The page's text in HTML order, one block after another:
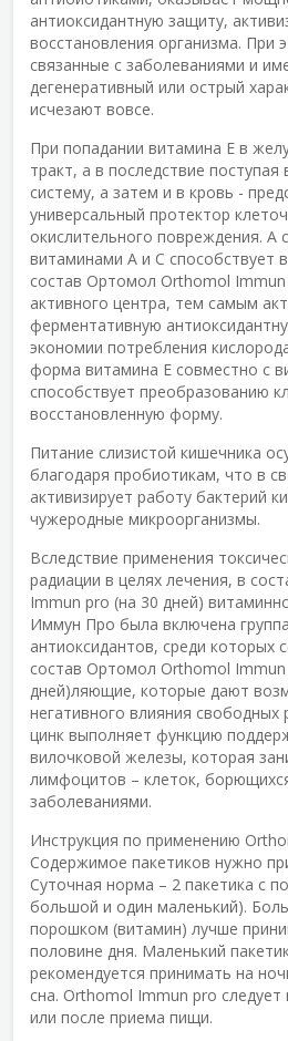
антиоксидантную защиту,
восстановления организма. При
связанные с заболеваниями и
дегенеративный или острый
исчезают вовсе.
При попадании витамина Е в
тракт, а в последствие
систему, а затем и в кровь -
универсальный протектор
окислительного повреждения. А
витаминами А и С способствует
состав Ортомол Orthomol Immun
активного центра, тем самым
ферментативную
экономии потребления
форма витамина Е совместно с
способствует преобразованию
восстановленную форму.
Питание слизистой кишечника
благодаря пробиотикам, что в
активизирует работу бактерий
чужеродные микроорганизмы.
Вследствие применения
радиации в целях лечения, в
Immun pro (на 30 дней)
Иммун Про была включена
антиоксидантов, среди которых
состав Ортомол Orthomol Immun
дней)ляющие, которые дают
негативного влияния свободных
цинк выполняет функцию
вилочковой железы, которая
лимфоцитов – клеток,
заболеваниями.
Инструкция по применению
Содержимое пакетиков нужно
Суточная норма – 2 пакетика с
большой и один маленький).
порошком (витамин) лучше
половине дня. Маленький
рекомендуется принимать на
сна. Orthomol Immun pro
или после приема пищи.